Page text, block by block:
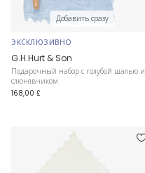
Добавить сразу
ЭКСКЛЮЗИВНО
G.H.Hurt & Son
Подарочный набор с голубой шалью и
слюнявчиком
168,00 £